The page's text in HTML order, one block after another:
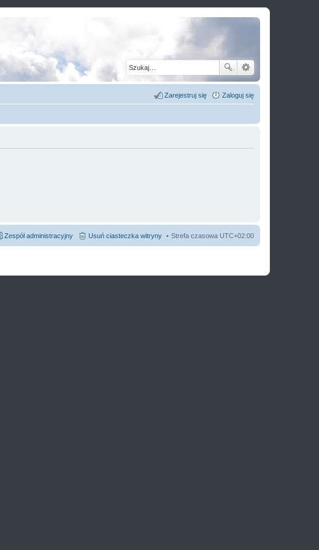
Zaloguj się
Zarejestruj się
Strefa czasowa UTC+02:00
Usuń ciasteczka witryny
Zespół administracyjny